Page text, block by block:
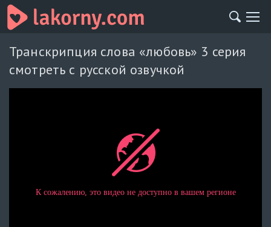
Транскрипция слова «любовь» 3 серия
смотреть с русской озвучкой